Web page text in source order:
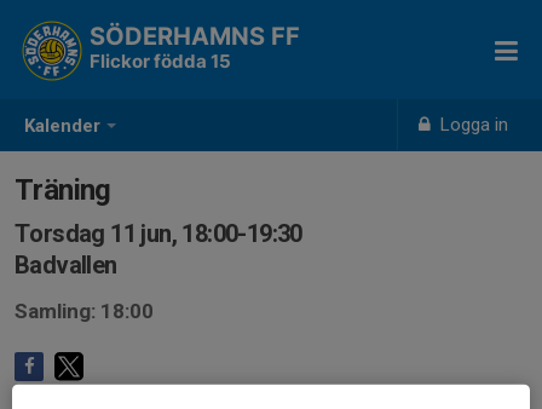
Kalender Logga in
SÖDERHAMNS FF
Flickor födda 15
Träning
Torsdag 11 jun, 18:00-19:30
Badvallen
Samling: 18:00